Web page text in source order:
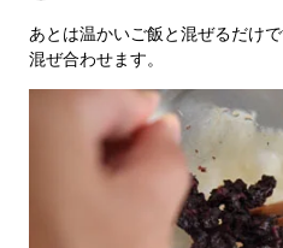
あとは温かいご飯と混ぜるだけ
混ぜ合わせます。